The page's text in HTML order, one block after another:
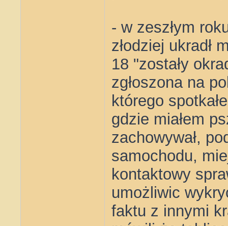
- w zeszłym
złodziej ukradł
18 "zostały
zgłoszona na
którego
gdzie miałem
zachowywał,
samochodu,
kontaktowy
umożliwic
faktu z innymi